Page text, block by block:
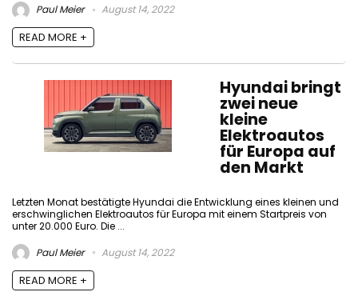
Paul Meier
August 14, 2022
READ MORE +
Hyundai bringt
zwei neue
kleine
Elektroautos
für Europa auf
den Markt
Letzten Monat bestätigte Hyundai die Entwicklung eines kleinen und
erschwinglichen Elektroautos für Europa mit einem Startpreis von
unter 20.000 Euro. Die ...
Paul Meier
August 14, 2022
READ MORE +